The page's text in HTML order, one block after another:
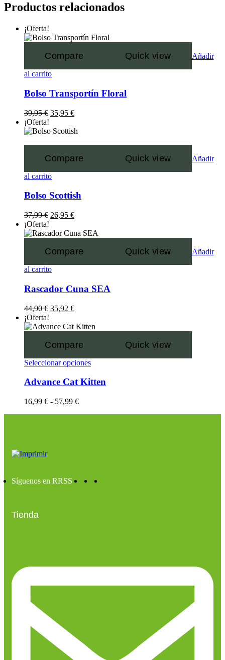
Productos relacionados
¡Oferta!
Compare Quick view Añadir
al carrito
Bolso Transportín Floral
39,95€ 35,95 €
¡Oferta!
Compare Quick view Añadir
al carrito
Bolso Scottish
37,99€ 26,95 €
¡Oferta!
Compare Quick view Añadir
al carrito
Rascador Cuna SEA
44,90€ 35,92 €
¡Oferta!
Compare Quick view
Seleccionar opciones
Advance Cat Kitten
16,99 € - 57,99 €
Síguenos en RRSS
Tienda